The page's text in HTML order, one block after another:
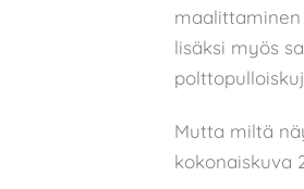
lisäksi myös
Mutta miltä
kokonaiskuva